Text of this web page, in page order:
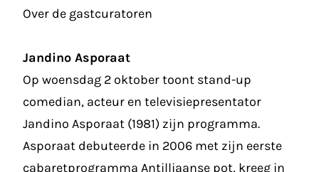
Over de gastcuratoren
Jandino Asporaat
Op woensdag 2 oktober toont stand-up
comedian, acteur en televisiepresentator
Jandino Asporaat (1981) zijn programma.
Asporaat debuteerde in 2006 met zijn eerste
cabaretprogramma Antilliaanse pot, kreeg in